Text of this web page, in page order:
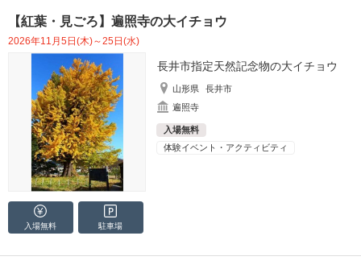
【紅葉・見ごろ】遍照寺の大イチョウ
2026年11月5日(木)～25日(水)
長井市指定天然記念物の大イチョウ
山形県
長井市
遍照寺
入場無料
体験イベント・アクティビティ
入場無料 駐車場